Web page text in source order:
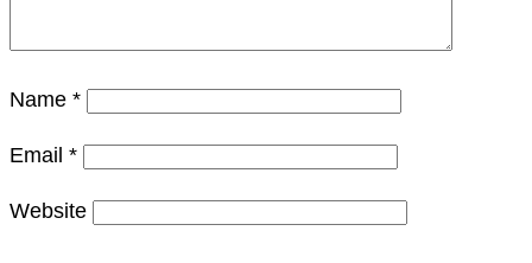
Name *
Email *
Website